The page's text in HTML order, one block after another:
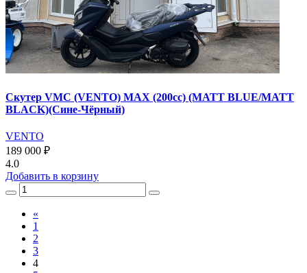
Скутер VMC (VENTO) MAX (200сс) (MATT BLUE/MATT
BLACK)(Сине-Чёрный)
VENTO
189 000 ₽
4.0
Добавить в корзину
«
1
2
3
4